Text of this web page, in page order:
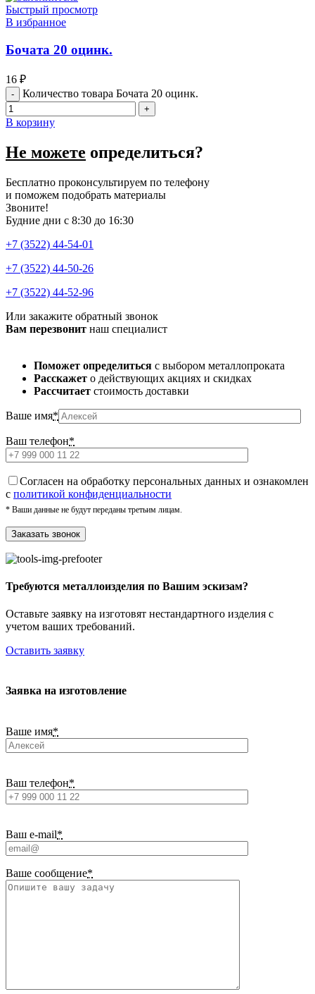
Быстрый просмотр
В избранное
Бочата 20 оцинк.
16 ₽
Количество товара Бочата 20 оцинк.
В корзину
Не можете определиться?
Бесплатно проконсультируем по телефону
и поможем подобрать материалы
Звоните!
Будние дни с 8:30 до 16:30
+7 (3522) 44-54-01
+7 (3522) 44-50-26
+7 (3522) 44-52-96
Или закажите обратный звонок
Вам перезвонит наш специалист
Поможет определиться с выбором металлопроката
Расскажет о действующих акциях и скидках
Рассчитает стоимость доставки
Ваше имя*
Ваш телефон*
Cогласен на обработку персональных данных и ознакомлен
с политикой конфиденциальности
* Ваши данные не будут переданы третьим лицам.
Требуются металлоизделия по Вашим эскизам?
Оставьте заявку на изготовят нестандартного изделия с
учетом ваших требований.
Оставить заявку
Заявка на изготовление
Ваше имя*
Ваш телефон*
Ваш e-mail*
Ваше сообщение*